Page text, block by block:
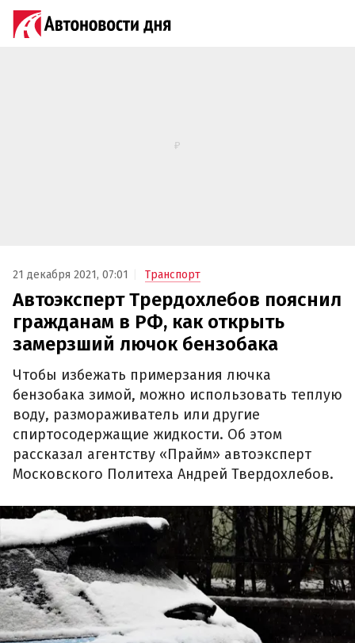
21 декабря 2021, 07:01 Транспорт
Автоэксперт Трердохлебов пояснил
гражданам в РФ, как открыть
замерзший лючок бензобака
Чтобы избежать примерзания лючка
бензобака зимой, можно использовать теплую
воду, размораживатель или другие
спиртосодержащие жидкости. Об этом
рассказал агентству «Прайм» автоэксперт
Московского Политеха Андрей Твердохлебов.